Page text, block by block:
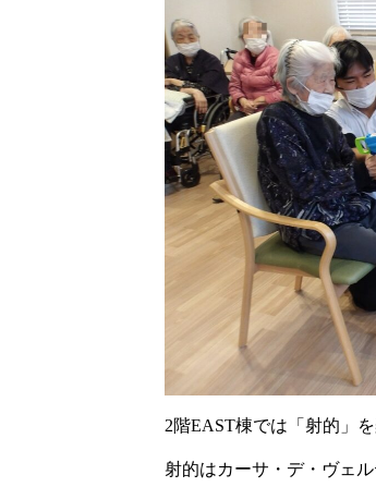
2階EAST棟では「射的」
射的はカーサ・デ・ヴェ